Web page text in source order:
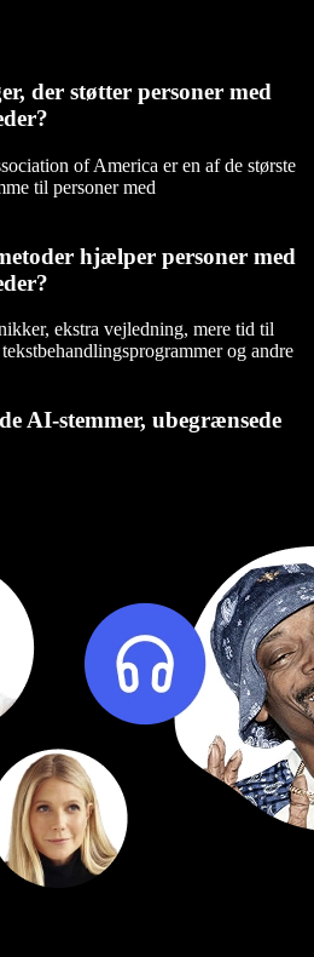
der støtter personer med
of America er en af de største
til personer med
hjælper personer med
ekstra vejledning, mere tid til
og andre
AI-stemmer, ubegrænsede